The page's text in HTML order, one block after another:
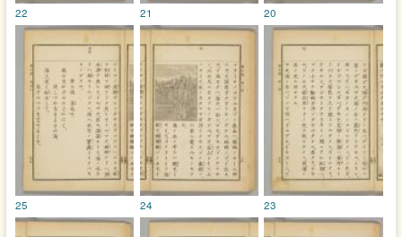
20
21
22
23
24
25